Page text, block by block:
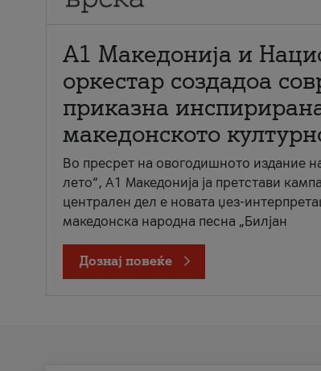
А1 Македонија и
оркестар создадоа
приказна
македонското
Во пресрет на овогодишното издание
лето“, А1 Македонија ја претстави
централен дел е новата џез-
македонска народна песна „Билјан
Дознај повеќе